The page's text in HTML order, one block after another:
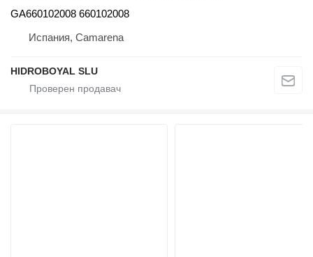
GA660102008 660102008
Испания, Camarena
HIDROBOYAL SLU